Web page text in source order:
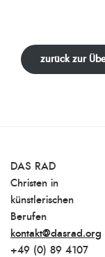
zurück zur
DAS RAD
Christen in
künstlerischen
Berufen
kontakt@dasrad.org
+49 (0) 89 4107